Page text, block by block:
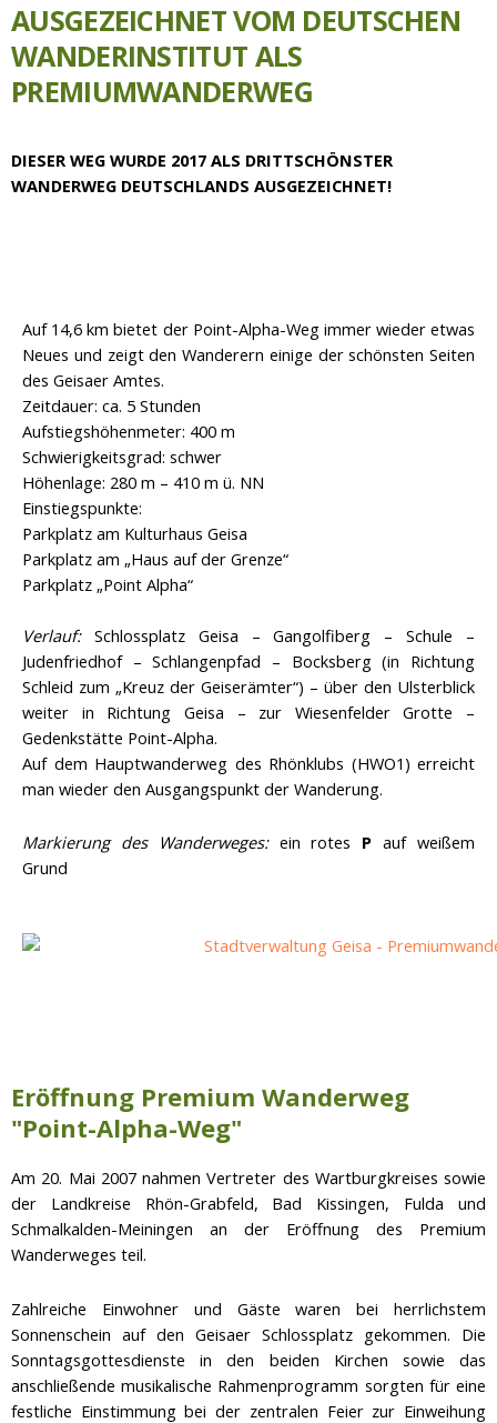
AUSGEZEICHNET VOM DEUTSCHEN
WANDERINSTITUT ALS
PREMIUMWANDERWEG
DIESER WEG WURDE 2017 ALS DRITTSCHÖNSTER
WANDERWEG DEUTSCHLANDS AUSGEZEICHNET!
Auf 14,6 km bietet der Point-Alpha-Weg immer wieder etwas
Neues und zeigt den Wanderern einige der schönsten Seiten
des Geisaer Amtes.
Zeitdauer: ca. 5 Stunden
Aufstiegshöhenmeter: 400 m
Schwierigkeitsgrad: schwer
Höhenlage: 280 m – 410 m ü. NN
Einstiegspunkte:
Parkplatz am Kulturhaus Geisa
Parkplatz am „Haus auf der Grenze“
Parkplatz „Point Alpha“
Verlauf:Schlossplatz Geisa – Gangolfiberg – Schule –
Judenfriedhof – Schlangenpfad – Bocksberg (in Richtung
Schleid zum „Kreuz der Geiserämter“) – über den Ulsterblick
weiter in Richtung Geisa – zur Wiesenfelder Grotte –
Gedenkstätte Point-Alpha.
Auf dem Hauptwanderweg des Rhönklubs (HWO1) erreicht
man wieder den Ausgangspunkt der Wanderung.
Markierung des Wanderweges:ein rotes P auf weißem
Grund
Eröffnung Premium Wanderweg
"Point-Alpha-Weg"
Am 20. Mai 2007 nahmen Vertreter des Wartburgkreises sowie
der Landkreise Rhön-Grabfeld, Bad Kissingen, Fulda und
Schmalkalden-Meiningen an der Eröffnung des Premium
Wanderweges teil.
Zahlreiche Einwohner und Gäste waren bei herrlichstem
Sonnenschein auf den Geisaer Schlossplatz gekommen. Die
Sonntagsgottesdienste in den beiden Kirchen sowie das
anschließende musikalische Rahmenprogramm sorgten für eine
festliche Einstimmung bei der zentralen Feier zur Einweihung